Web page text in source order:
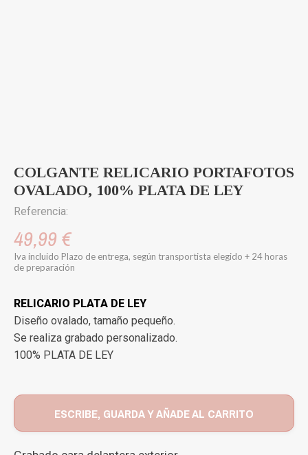
COLGANTE RELICARIO PORTAFOTOS
OVALADO, 100% PLATA DE LEY
Referencia:
49,99 €
Iva incluido Plazo de entrega, según transportista elegido + 24 horas
de preparación
RELICARIO PLATA DE LEY
Diseño ovalado, tamaño pequeño.
Se realiza grabado personalizado.
100% PLATA DE LEY
ESCRIBE, GUARDA Y AÑADE AL CARRITO